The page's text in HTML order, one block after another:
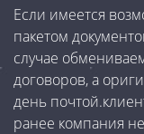
Если имеется
пакетом
случае
договоров, а
день
ранее компания